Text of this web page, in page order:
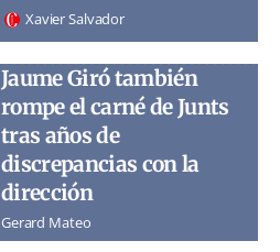
Xavier Salvador
Jaume Giró también
rompe el carné de Junts
tras años de
discrepancias con la
dirección
Gerard Mateo